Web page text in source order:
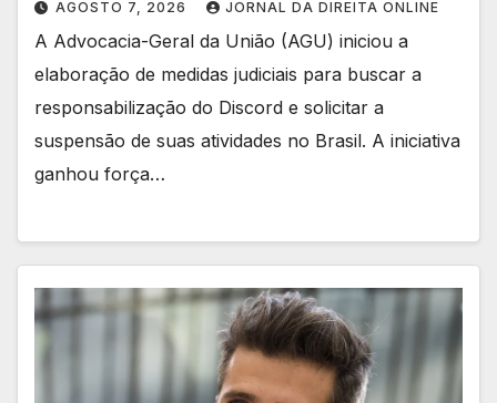
AGOSTO 7, 2026 JORNAL DA DIREITA ONLINE
A Advocacia-Geral da União (AGU) iniciou a
elaboração de medidas judiciais para buscar a
responsabilização do Discord e solicitar a
suspensão de suas atividades no Brasil. A iniciativa
ganhou força…